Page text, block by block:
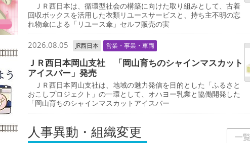
ＪＲ西日本は、循環型社会の構築に向けた取り組みとして、古着
回収ボックスを活用した衣類リユースサービスと、持ち主不明の忘
れ物傘による「リユース傘」セルフ販売の実
2026.08.05 JR西日本 営業・事業・車両
ＪＲ西日本岡山支社 「岡山育ちのシャインマスカット
アイスバー」発売
ＪＲ西日本岡山支社は、地域の魅力発信を目的とした「ふるさと
おこしプロジェクト」の一環として、オハヨー乳業と協働開発した
「岡山育ちのシャインマスカットアイスバー
人事異動・組織変更 一